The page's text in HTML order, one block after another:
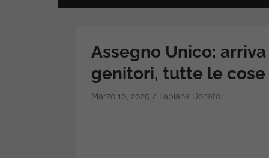
Assegno Unico:
genitori, tutte le cose
Marzo 10, 2025 Fabiana Donato